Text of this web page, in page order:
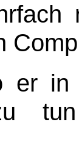
er in
zu